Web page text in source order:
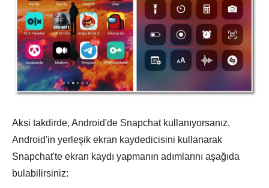
Aksi takdirde, Android'de Snapchat kullanıyorsanız,
Android'in yerleşik ekran kaydedicisini kullanarak
Snapchat'te ekran kaydı yapmanın adımlarını aşağıda
bulabilirsiniz: